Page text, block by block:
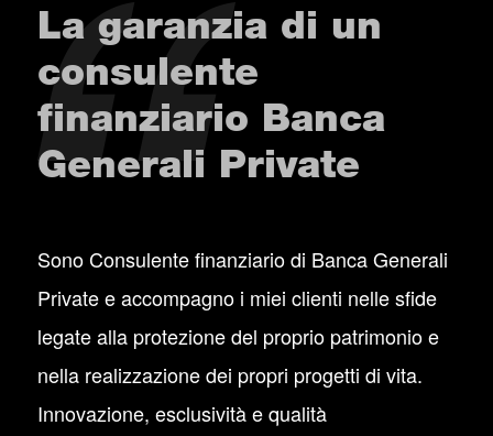
La garanzia di un
consulente
finanziario Banca
Generali Private
Sono Consulente finanziario di Banca Generali
Private e accompagno i miei clienti nelle sfide
legate alla protezione del proprio patrimonio e
nella realizzazione dei propri progetti di vita.
Innovazione, esclusività e qualità